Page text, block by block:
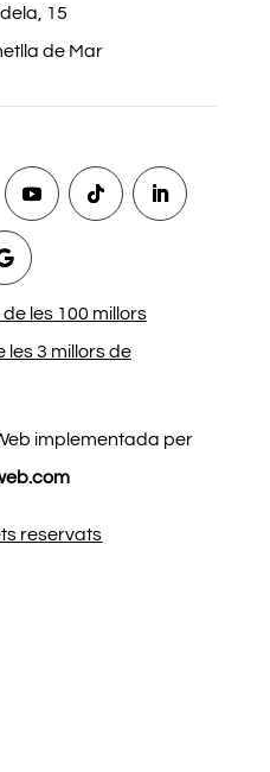
15
de Mar
les 100 millors
les 3 millors de
implementada per
reservats